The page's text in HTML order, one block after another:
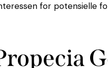
for potensielle